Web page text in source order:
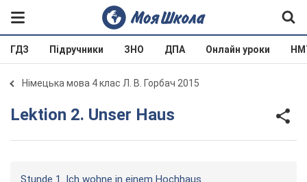
ГДЗ Підручники ЗНО ДПА Онлайн уроки
Німецька мова 4 клас Л. В. Горбач 2015
Lektion 2. Unser Haus
Stunde 1. Ich wohne in einem Hochhaus